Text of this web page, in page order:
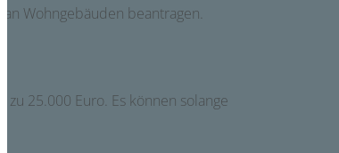
Wohngebäuden beantragen.
25.000 Euro. Es können solange